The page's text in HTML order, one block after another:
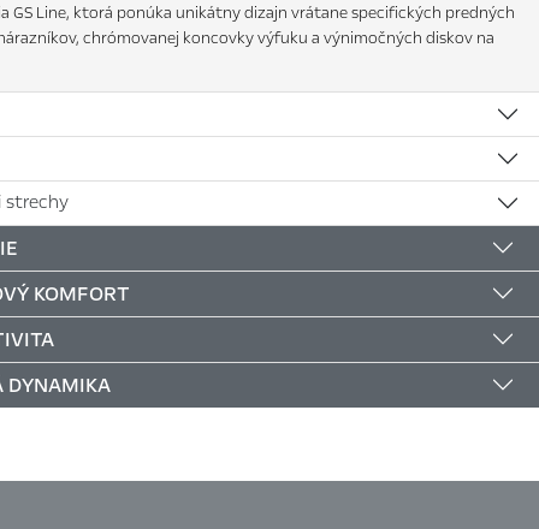
GS Line, ktorá ponúka unikátny dizajn vrátane specifických predných
chrómovanej koncovky výfuku a výnimočných diskov na
strechy
KOMFORT
DYNAMIKA